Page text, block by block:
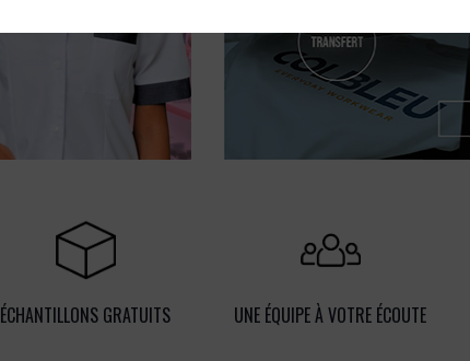
ÉCHANTILLONS GRATUITS UNE ÉQUIPE À VOTRE ÉCOUTE